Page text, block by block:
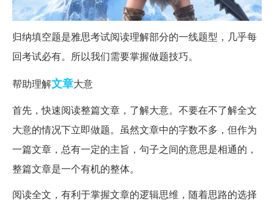
归纳填空题是雅思考试阅读理解部分的一线题型，几乎每
回考试必有。所以我们需要掌握做题技巧。
帮助理解文章大意
首先，快速阅读整篇文章，了解大意。不要在不了解全文
大意的情况下立即做题。虽然文章中的字数不多，但作为
一篇文章，总有一定的主旨，句子之间的意思是相通的，
整篇文章是一个有机的整体。
阅读全文，有利于掌握文章的逻辑思维，随着思路的选择